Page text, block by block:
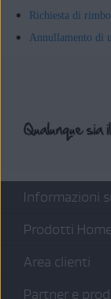
Richiesta di
Annullamento di
Informazioni
Prodotti Home
Area clienti
Partner e